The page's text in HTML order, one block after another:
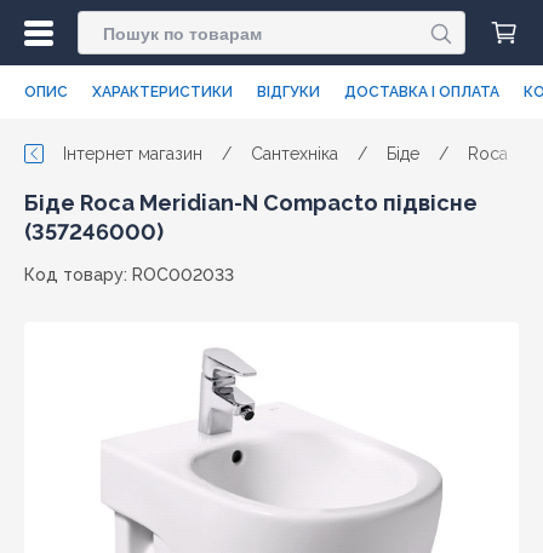
ОПИС ХАРАКТЕРИСТИКИ ВІДГУКИ ДОСТАВКА І ОПЛАТА
Інтернет магазин / Сантехніка / Біде / Roca
Біде Roca Meridian-N Compacto підвісне
(357246000)
Код товару: ROC002033